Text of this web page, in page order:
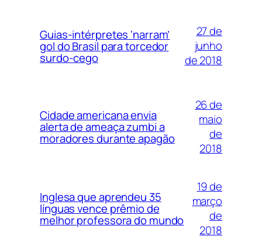
Guias-intérpretes ‘narram’
gol do Brasil para torcedor
surdo-cego
27 de
junho
de 2018
Cidade americana envia
alerta de ameaça zumbi a
moradores durante apagão
26 de
maio
de
2018
Inglesa que aprendeu 35
línguas vence prêmio de
melhor professora do mundo
19 de
março
de
2018